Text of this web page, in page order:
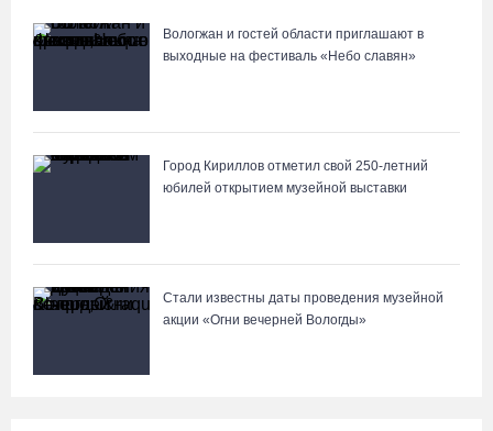
Вологжан и гостей области приглашают в
выходные на фестиваль «Небо славян»
Город Кириллов отметил свой 250-летний
юбилей открытием музейной выставки
Стали известны даты проведения музейной
акции «Огни вечерней Вологды»